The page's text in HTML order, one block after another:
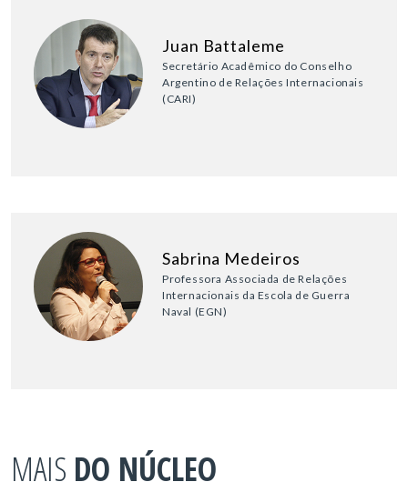
Juan Battaleme
Secretário Acadêmico do Conselho
Argentino de Relações Internacionais
(CARI)
Sabrina Medeiros
Professora Associada de Relações
Internacionais da Escola de Guerra
Naval (EGN)
MAIS DO NÚCLEO